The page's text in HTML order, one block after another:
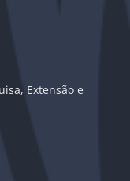
Extensão e